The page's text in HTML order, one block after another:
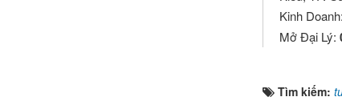
Kinh Doanh:
Mở Đại Lý:
Tìm kiếm: